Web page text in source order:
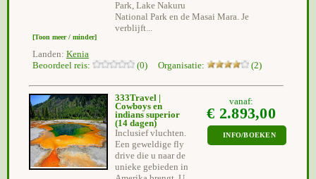
Park, Lake Nakuru
National Park en de Masai Mara. Je
verblijft...
[Toon meer / minder]
Landen: Kenia
Beoordeel reis:
(0) Organisatie: (2)
vanaf:
€ 2.893,00
INFO/BOEKEN
333Travel |
Cowboys en
indians superior
(14 dagen)
Inclusief vluchten.
Een geweldige fly
drive die u naar de
unieke gebieden in